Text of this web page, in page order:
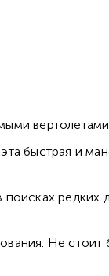
быстрая и
редких
Не